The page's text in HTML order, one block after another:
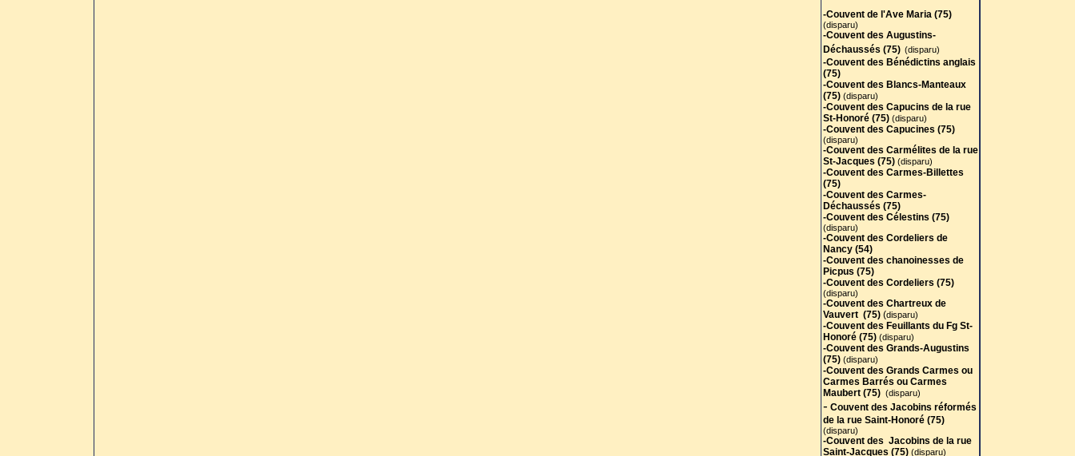
-Couvent de l'Ave Maria (75)
(disparu)
-Couvent des Augustins-
Déchaussés (75) (disparu)
-Couvent des Bénédictins anglais
(75)
-Couvent des Blancs-Manteaux
(75) (disparu)
-Couvent des Capucins de la rue
St-Honoré (75) (disparu)
-Couvent des Capucines (75)
(disparu)
-Couvent des Carmélites de la rue
St-Jacques (75) (disparu)
-Couvent des Carmes-Billettes
(75)
-Couvent des Carmes-
Déchaussés (75)
-Couvent des Célestins (75)
(disparu)
-Couvent des Cordeliers de
Nancy (54)
-Couvent des chanoinesses de
Picpus (75)
-Couvent des Cordeliers (75)
(disparu)
-Couvent des Chartreux de
Vauvert (75) (disparu)
-Couvent des Feuillants du Fg St-
Honoré (75) (disparu)
-Couvent des Grands-Augustins
(75) (disparu)
-Couvent des Grands Carmes ou
Carmes Barrés ou Carmes
Maubert (75) (disparu)
- Couvent des Jacobins réformés
de la rue Saint-Honoré (75)
(disparu)
-Couvent des Jacobins de la rue
Saint-Jacques (75) (disparu)